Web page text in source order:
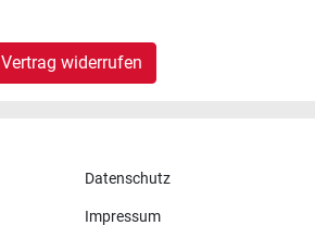
Vertrag widerrufen
Datenschutz
Impressum